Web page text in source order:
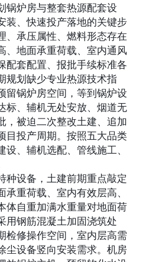
锅炉房与整套热源配套设
装、快速投产落地的关键步
、承压属性、燃料形态存在
、地面承重荷载、室内通风
配套配置、报批手续标准各
规划缺少专业热源技术指
留锅炉房空间，等到锅炉设
标、辅机无处安放、烟道无
，被迫二次整改土建、追加
目投产周期。按照五大品类
、辅机选配、管线施工、
种设备，土建前期重点敲定
重荷载、室内有效层高、
体自重加满水重量对地面荷
用钢筋混凝土加固浇筑处
检修操作空间，室内层高需
尘设备竖向安装需求。机房